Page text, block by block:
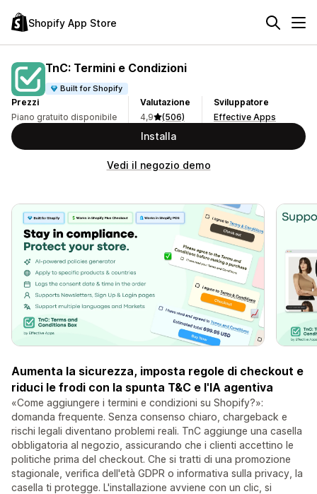
Shopify App Store
TnC: Termini e Condizioni
Built for Shopify
Prezzi
Piano gratuito disponibile
Valutazione
4,9
(506)
Sviluppatore
Effective Apps
Installa
Vedi il negozio demo
Aumenta la sicurezza, imposta regole di checkout e
riduci le frodi con la spunta T&C e l'IA agentiva
«Come aggiungere i termini e condizioni su Shopify?»:
domanda frequente. Senza consenso chiaro, chargeback e
rischi legali diventano problemi reali. TnC aggiunge una casella
obbligatoria al negozio, assicurando che i clienti accettino le
politiche prima del checkout. Che si tratti di una promozione
stagionale, verifica dell'età GDPR o informativa sulla privacy, la
casella ti protegge. L'installazione avviene con un clic, si